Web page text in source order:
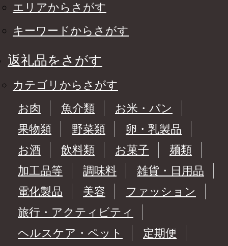
エリアからさがす
キーワードからさがす
返礼品をさがす
カテゴリからさがす
お肉
魚介類
お米・パン
果物類
野菜類
卵・乳製品
お酒
飲料類 お菓子
麺類
加工品等
調味料
雑貨・日用品
電化製品
美容
ファッション
旅行・アクティビティ
ヘルスケア・ペット
定期便